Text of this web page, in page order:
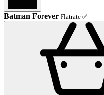
Batman Forever Flatrate ✅